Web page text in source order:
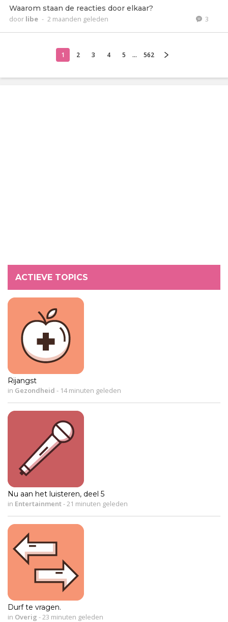
Waarom staan de reacties door elkaar?
door libe - 2 maanden geleden 3
1 2 3 4 5 ... 562
ACTIEVE TOPICS
Rijangst
in Gezondheid - 14 minuten geleden
Nu aan het luisteren, deel 5
in Entertainment- 21 minuten geleden
Durf te vragen.
in Overig - 23 minuten geleden